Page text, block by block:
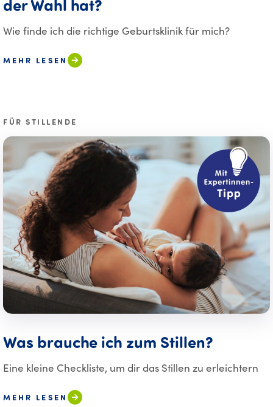
der Wahl hat?
Wie finde ich die richtige Geburtsklinik für mich?
MEHR LESEN
FÜR STILLENDE
Was brauche ich zum Stillen?
Eine kleine Checkliste, um dir das Stillen zu erleichtern
MEHR LESEN